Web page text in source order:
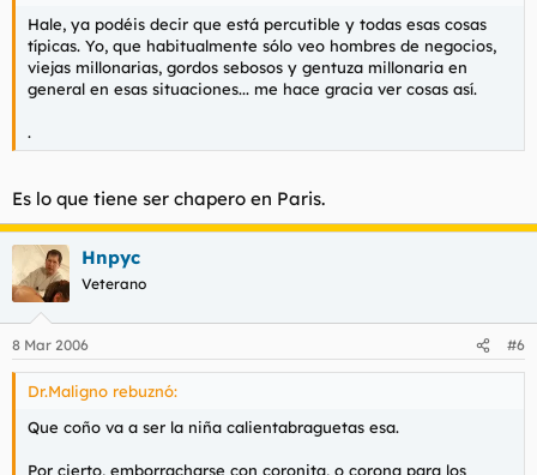
Hale, ya podéis decir que está percutible y todas esas cosas
típicas. Yo, que habitualmente sólo veo hombres de negocios,
viejas millonarias, gordos sebosos y gentuza millonaria en
general en esas situaciones... me hace gracia ver cosas así.
.
Es lo que tiene ser chapero en Paris.
Hnpyc
Veterano
8 Mar 2006 #6
Dr.Maligno rebuznó:
Que coño va a ser la niña calientabraguetas esa.
Por cierto, emborracharse con coronita, o corona para los